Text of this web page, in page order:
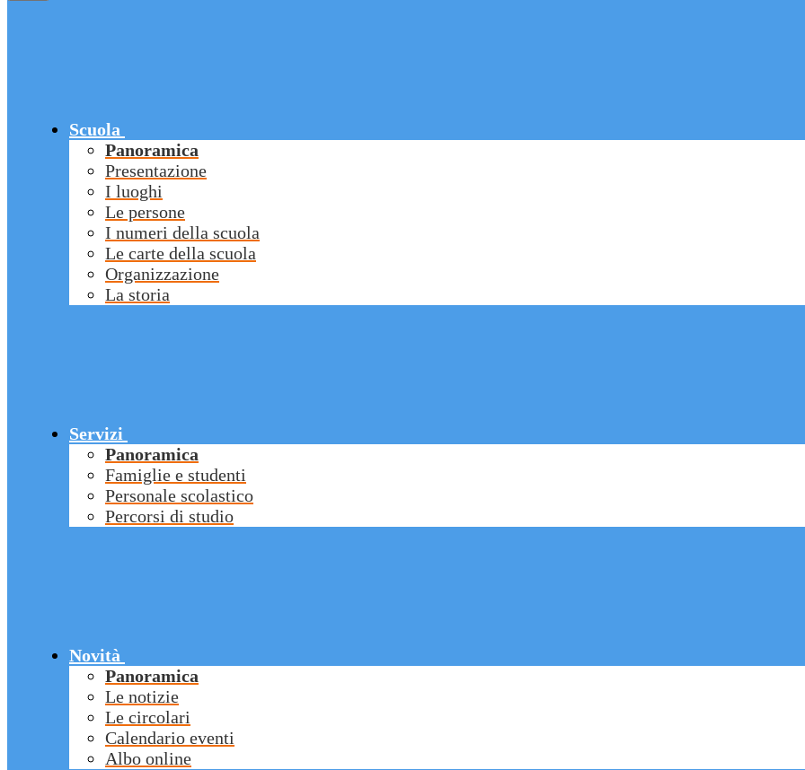
Scuola
Panoramica
Presentazione
I luoghi
Le persone
I numeri della scuola
Le carte della scuola
Organizzazione
La storia
Servizi
Panoramica
Famiglie e studenti
Personale scolastico
Percorsi di studio
Novità
Panoramica
Le notizie
Le circolari
Calendario eventi
Albo online